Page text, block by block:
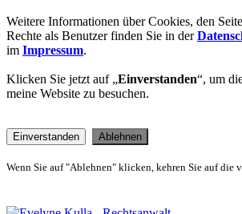
Weitere Informationen über Cookies, den
Rechte als Benutzer finden Sie in der
im Impressum.
Klicken Sie jetzt auf „Einverstanden“, um
meine Website zu besuchen.
Einverstanden Ablehnen
Wenn Sie auf "Ablehnen" klicken, kehren Sie auf die